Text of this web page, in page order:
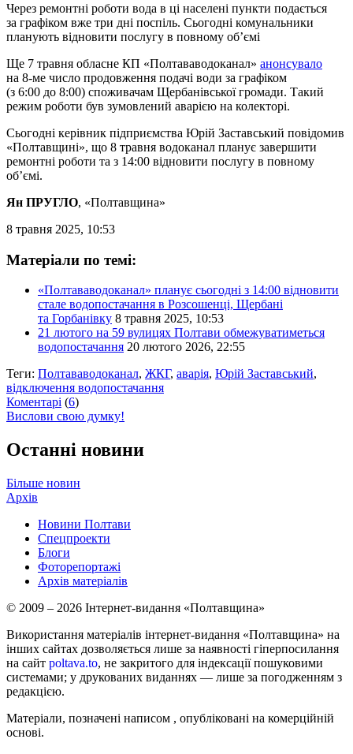
Через ремонтні роботи вода в ці населені пункти подається
за графіком вже три дні поспіль. Сьогодні комунальники
планують відновити послугу в повному об’ємі
Ще 7 травня обласне КП «Полтававодоканал» анонсувало
на 8-ме число продовження подачі води за графіком
(з 6:00 до 8:00) споживачам Щербанівської громади. Такий
режим роботи був зумовлений аварією на колекторі.
Сьогодні керівник підприємства Юрій Заставський повідомив
«Полтавщині», що 8 травня водоканал планує завершити
ремонтні роботи та з 14:00 відновити послугу в повному
об’ємі.
Ян ПРУГЛО, «Полтавщина»
8 травня 2025, 10:53
Матеріали по темі:
«Полтававодоканал» планує сьогодні з 14:00 відновити
стале водопостачання в Розсошенці, Щербані
та Горбанівку 8 травня 2025, 10:53
21 лютого на 59 вулицях Полтави обмежуватиметься
водопостачання 20 лютого 2026, 22:55
Теги: Полтававодоканал, ЖКГ, аварія, Юрій Заставський,
відключення водопостачання
Коментарі (6)
Вислови свою думку!
Останні новини
Більше новин
Архів
Новини Полтави
Спецпроекти
Блоги
Фоторепортажі
Архів матеріалів
© 2009 – 2026 Інтернет-видання «Полтавщина»
Використання матеріалів інтернет-видання «Полтавщина» на
інших сайтах дозволяється лише за наявності гіперпосилання
на сайт poltava.to, не закритого для індексації пошуковими
системами; у друкованих виданнях — лише за погодженням з
редакцією.
Матеріали, позначені написом , опубліковані на комерційній
основі.